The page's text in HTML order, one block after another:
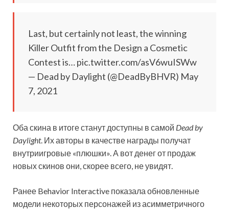
Last, but certainly not least, the winning
Killer Outfit from the Design a Cosmetic
Contest is… pic.twitter.com/asV6wuISWw
— Dead by Daylight (@DeadByBHVR) May
7, 2021
Оба скина в итоге станут доступны в самой Dead by
Daylight. Их авторы в качестве награды получат
внутриигровые «плюшки». А вот денег от продаж
новых скинов они, скорее всего, не увидят.
Ранее Behavior Interactive показала обновленные
модели некоторых персонажей из асимметричного